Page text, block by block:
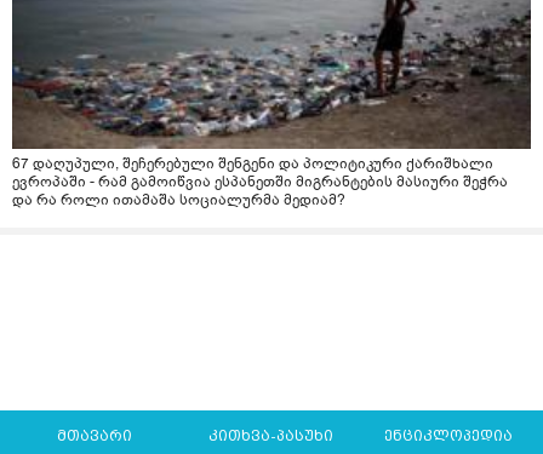
67 დაღუპული, შეჩერებული შენგენი და პოლიტიკური ქარიშხალი
ევროპაში - რამ გამოიწვია ესპანეთში მიგრანტების მასიური შეჭრა
და რა როლი ითამაშა სოციალურმა მედიამ?
მთავარი კითხვა-პასუხი ენციკლოპედია